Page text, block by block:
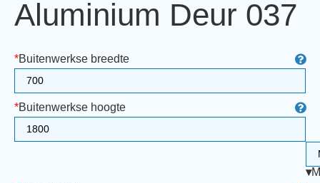
Aluminium Deur 037
*Buitenwerkse breedte
*Buitenwerkse hoogte
▾